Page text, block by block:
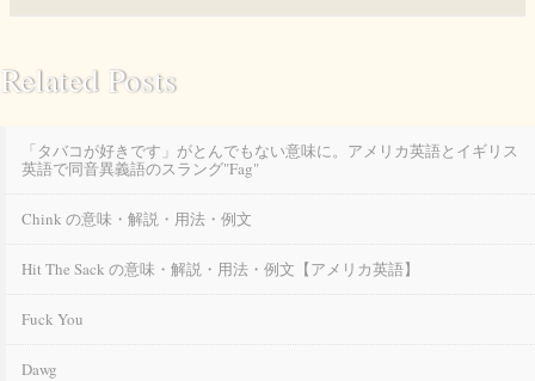
Related Posts
「タバコが好きです」がとんでもない意味に。アメリカ英語とイギリス
英語で同音異義語のスラング"fag"
Chink の意味・解説・用法・例文
Hit The Sack の意味・解説・用法・例文【アメリカ英語】
Fuck You
Dawg